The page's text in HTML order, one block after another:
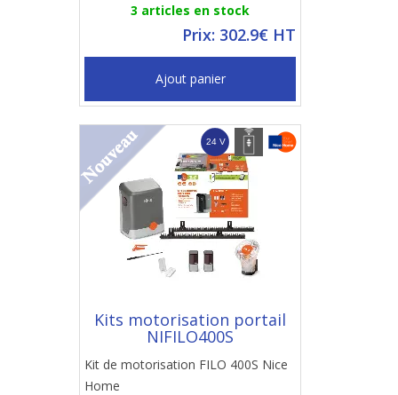
3 articles en stock
Prix: 302.9€ HT
Ajout panier
Kits motorisation portail
NIFILO400S
Kit de motorisation FILO 400S Nice
Home